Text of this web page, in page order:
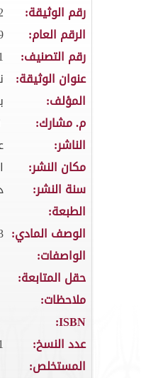
رقم الوثيقة:
الرقم العام:
رقم التصنيف:
عنوان الوثيقة:
المؤلف:
م. مشارك:
الناشر:
مكان النشر:
سنة النشر:
الطبعة:
الوصف المادي:
الواصفات:
حقل المتابعة:
ملاحظات:
ISBN:
عدد النسخ:
المستخلص: